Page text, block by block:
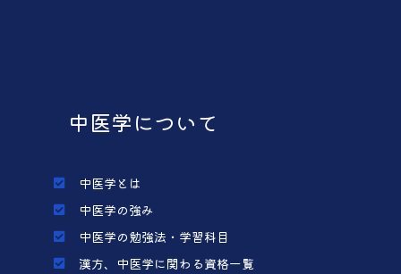
中医学について
中医学とは
中医学の強み
中医学の勉強法・学習科目
漢方、中医学に関わる資格一覧